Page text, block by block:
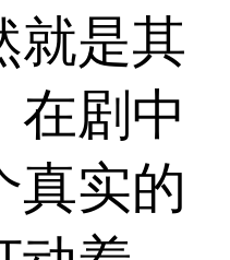
就是其
在剧中
真实的